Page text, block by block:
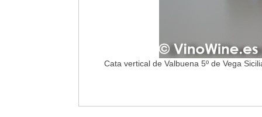
Cata vertical de Valbuena 5º de Vega